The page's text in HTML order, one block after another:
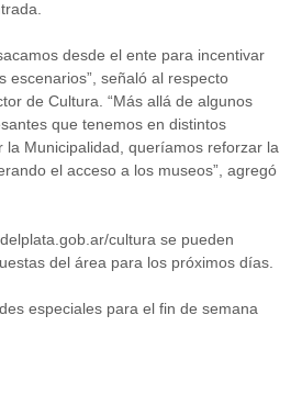
desde el ente para incentivar
escenarios”, señaló al respecto
de Cultura. “Más allá de algunos
que tenemos en distintos
la Municipalidad, queríamos reforzar la
el acceso a los museos”, agregó
cultura se pueden
del área para los próximos días.
especiales para el fin de semana